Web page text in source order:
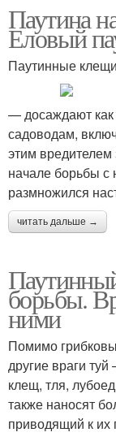
Паутина
Еловый
Паутинные
— досаждают как
садоводам,
этим
начале борьбы
размножился
читать дальше →
борьбы.
ними
Помимо
другие враги
клещ, тля,
также наносят
приводящий к их